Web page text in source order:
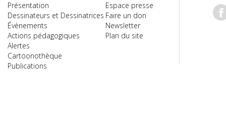
Présentation
Dessinateurs et Dessinatrices
Évènements
Actions pédagogiques
Alertes
Cartoonothèque
Publications
Espace presse
Faire un don
Newsletter
Plan du site